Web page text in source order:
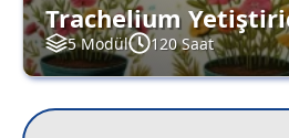
Trachelium
5 Modül 120 Saat